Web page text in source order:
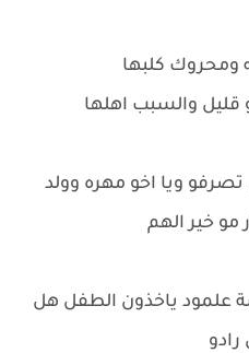
ومحروك كلبها
قليل والسبب اهلها
ويا اخو مهره وولد
خير الهم
علمود ياخذون الطفل هل